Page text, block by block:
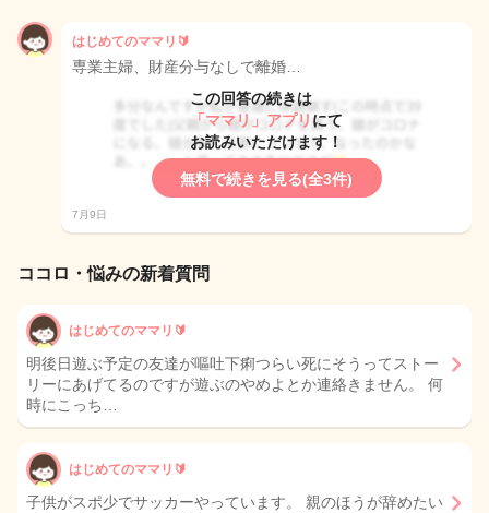
はじめてのママリ🔰
専業主婦、財産分与なしで離婚…
この回答の続きは
「ママリ」アプリ にて
お読みいただけます！
無料で続きを見る(全3件)
7月9日
ココロ・悩みの新着質問
はじめてのママリ🔰
明後日遊ぶ予定の友達が嘔吐下痢つらい死にそうってストー
リーにあげてるのですが遊ぶのやめよとか連絡きません。 何
時にこっち…
はじめてのママリ🔰
子供がスポ少でサッカーやっています。 親のほうが辞めたい